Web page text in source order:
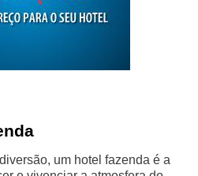
um hotel fazenda é a